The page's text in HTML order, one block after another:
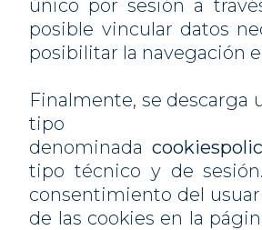
único por sesión a
posible vincular datos
posibilitar la navegación
Finalmente, se descarga
tipo
denominada
tipo técnico y de
consentimiento del
de las cookies en la